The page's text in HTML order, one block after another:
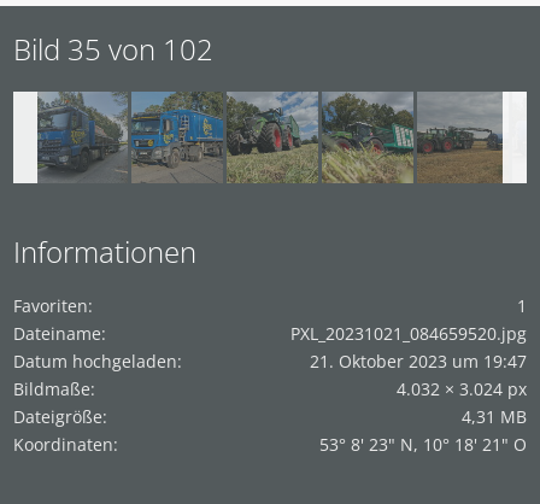
Bild 35 von 102
Informationen
Favoriten
1
Dateiname
PXL_20231021_084659520.jpg
Datum hochgeladen
21. Oktober 2023 um 19:47
Bildmaße
4.032 × 3.024 px
Dateigröße
4,31 MB
Koordinaten
53° 8' 23" N, 10° 18' 21" O